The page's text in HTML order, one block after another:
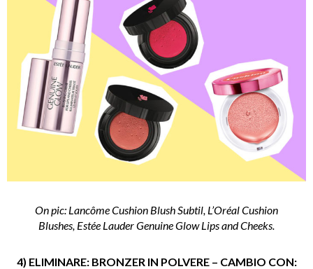
On pic: Lancôme Cushion Blush Subtil, L’Oréal Cushion
Blushes, Estée Lauder Genuine Glow Lips and Cheeks.
4) ELIMINARE: BRONZER IN POLVERE – CAMBIO CON: